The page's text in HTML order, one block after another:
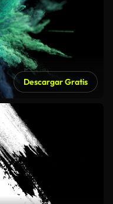
Descargar Gratis